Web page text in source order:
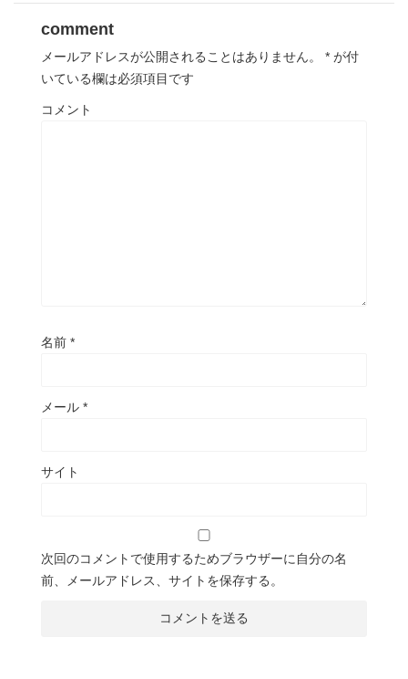
comment
メールアドレスが公開されることはありません。 * が付
いている欄は必須項目です
コメント
名前 *
メール *
サイト
次回のコメントで使用するためブラウザーに自分の名
前、メールアドレス、サイトを保存する。